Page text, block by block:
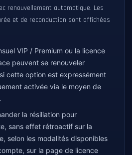
renouvellement automatique. Les
et de reconduction sont affichées
VIP / Premium ou la licence
peuvent se renouveler
cette option est expressément
activée via le moyen de
la résiliation pour
sans effet rétroactif sur la
selon les modalités disponibles
sur la page de licence